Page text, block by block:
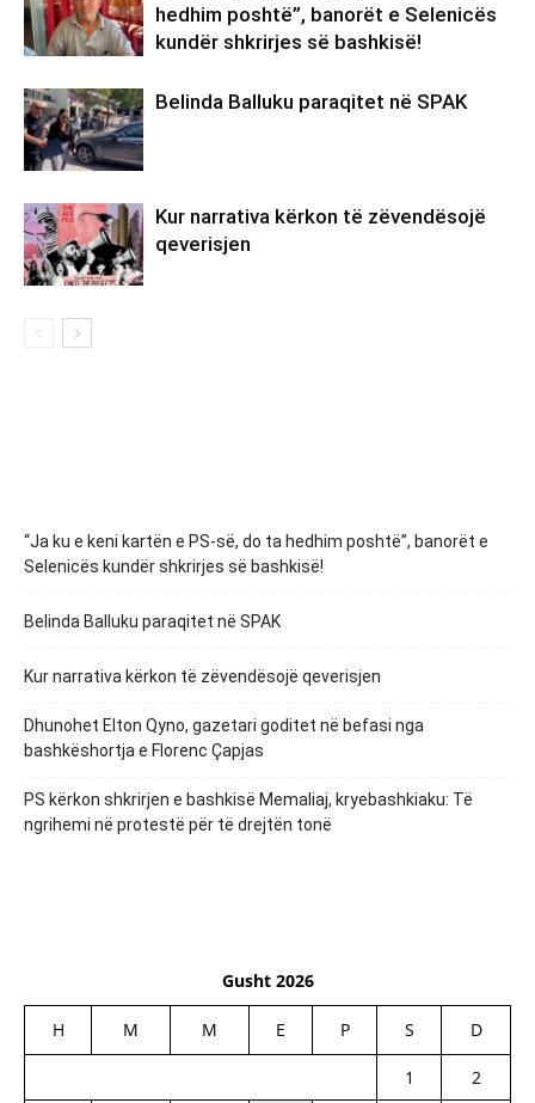
hedhim poshtë”, banorët e Selenicës
kundër shkrirjes së bashkisë!
Belinda Balluku paraqitet në SPAK
Kur narrativa kërkon të zëvendësojë
qeverisjen
“Ja ku e keni kartën e PS-së, do ta hedhim poshtë”, banorët e
Selenicës kundër shkrirjes së bashkisë!
Belinda Balluku paraqitet në SPAK
Kur narrativa kërkon të zëvendësojë qeverisjen
Dhunohet Elton Qyno, gazetari goditet në befasi nga
bashkëshortja e Florenc Çapjas
PS kërkon shkrirjen e bashkisë Memaliaj, kryebashkiaku: Të
ngrihemi në protestë për të drejtën tonë
Gusht 2026
H M M E P S D
1
2